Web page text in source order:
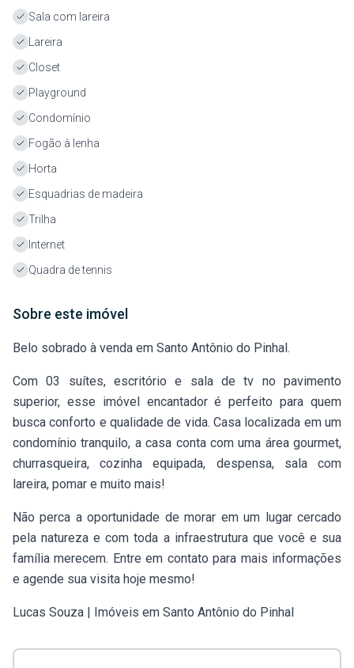
Sala com lareira
Lareira
Closet
Playground
Condomínio
Fogão à lenha
Horta
Esquadrias de madeira
Trilha
Internet
Quadra de tennis
Sobre este imóvel
Belo sobrado à venda em Santo Antônio do Pinhal.
Com 03 suítes, escritório e sala de tv no pavimento
superior, esse imóvel encantador é perfeito para quem
busca conforto e qualidade de vida. Casa localizada em um
condomínio tranquilo, a casa conta com uma área gourmet,
churrasqueira, cozinha equipada, despensa, sala com
lareira, pomar e muito mais!
Não perca a oportunidade de morar em um lugar cercado
pela natureza e com toda a infraestrutura que você e sua
família merecem. Entre em contato para mais informações
e agende sua visita hoje mesmo!
Lucas Souza | Imóveis em Santo Antônio do Pinhal